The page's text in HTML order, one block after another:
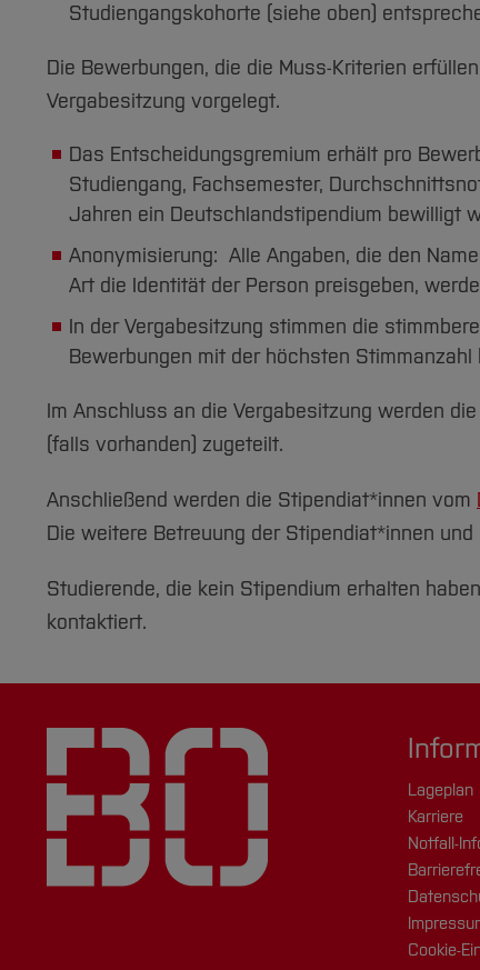
Studiengangskohorte (siehe oben)
Die Bewerbungen, die die Muss-Kriterien
Vergabesitzung vorgelegt.
Das Entscheidungsgremium erhält pro
Studiengang, Fachsemester,
Jahren ein Deutschlandstipendium bewilligt
Anonymisierung: Alle Angaben, die den
Art die Identität der Person preisgeben,
In der Vergabesitzung stimmen die
Bewerbungen mit der höchsten
Im Anschluss an die Vergabesitzung werden
(falls vorhanden) zugeteilt.
Anschließend werden die Stipendiat*innen vom
Die weitere Betreuung der Stipendiat*innen
Studierende, die kein Stipendium erhalten
kontaktiert.
Karriere
Notfall-
Cookie-